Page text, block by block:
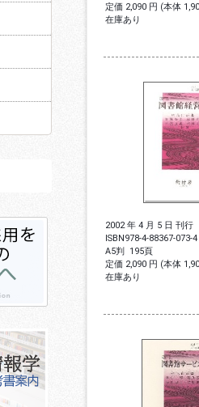
定価 2,090 円 (本体
在庫あり
2002 年 4 月 5 日 刊行
ISBN978-4-88367-073-4
A5判 195頁
定価 2,090 円 (本体
在庫あり